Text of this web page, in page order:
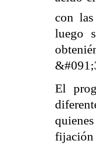
con
luego
El
fijación